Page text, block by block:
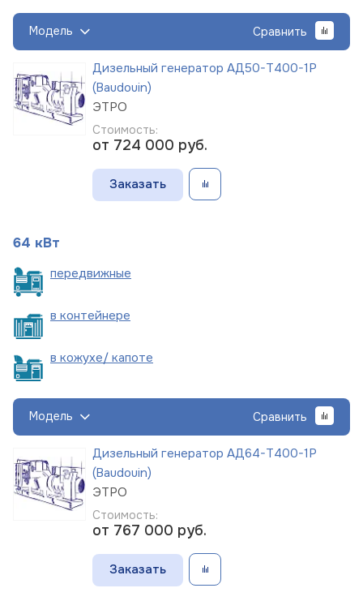
Модель Сравнить
Дизельный генератор АД50-Т400-1Р
(Baudouin)
ЭТРО
Стоимость:
от 724 000 руб.
Заказать
64 кВт
передвижные
в контейнере
в кожухе/ капоте
Модель Сравнить
Дизельный генератор АД64-Т400-1Р
(Baudouin)
ЭТРО
Стоимость:
от 767 000 руб.
Заказать